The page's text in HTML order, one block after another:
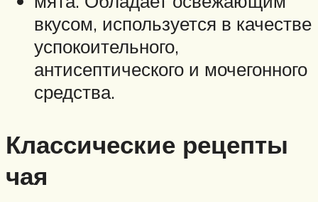
вкусом, используется в качестве
успокоительного,
антисептического и мочегонного
средства.
Классические рецепты
чая